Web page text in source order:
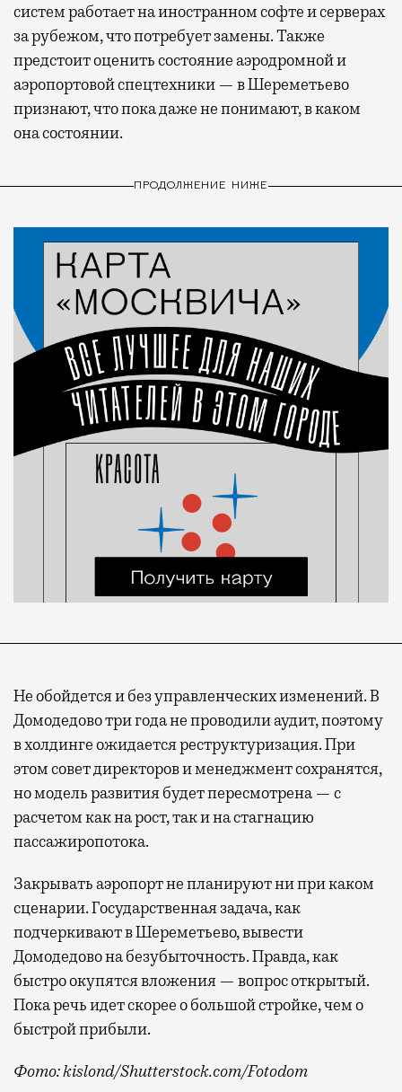
систем работает на иностранном софте и серверах
за рубежом, что потребует замены. Также
предстоит оценить состояние аэродромной и
аэропортовой спецтехники — в Шереметьево
признают, что пока даже не понимают, в каком
она состоянии.
ПРОДОЛЖЕНИЕ НИЖЕ
Не обойдется и без управленческих изменений. В
Домодедово три года не проводили аудит, поэтому
в холдинге ожидается реструктуризация. При
этом совет директоров и менеджмент сохранятся,
но модель развития будет пересмотрена — с
расчетом как на рост, так и на стагнацию
пассажиропотока.
Закрывать аэропорт не планируют ни при каком
сценарии. Государственная задача, как
подчеркивают в Шереметьево, вывести
Домодедово на безубыточность. Правда, как
быстро окупятся вложения — вопрос открытый.
Пока речь идет скорее о большой стройке, чем о
быстрой прибыли.
Фото: kislond/Shutterstock.com/Fotodom